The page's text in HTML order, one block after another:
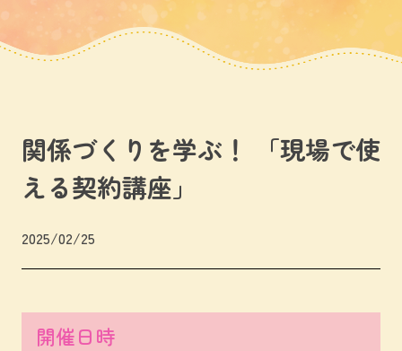
関係づくりを学ぶ！ 「現場で使
える契約講座」
2025/02/25
開催日時